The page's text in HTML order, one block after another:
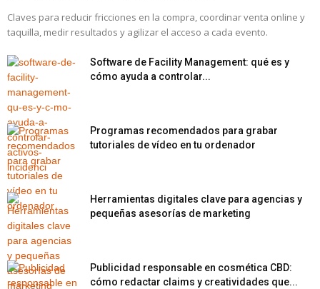
Claves para reducir fricciones en la compra, coordinar venta online y
taquilla, medir resultados y agilizar el acceso a cada evento.
Software de Facility Management: qué es y
cómo ayuda a controlar...
Programas recomendados para grabar
tutoriales de vídeo en tu ordenador
Herramientas digitales clave para agencias y
pequeñas asesorías de marketing
Publicidad responsable en cosmética CBD:
cómo redactar claims y creatividades que...